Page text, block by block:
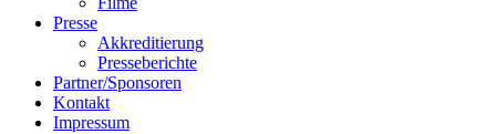
Presse
Akkreditierung
Presseberichte
Partner/Sponsoren
Kontakt
Impressum